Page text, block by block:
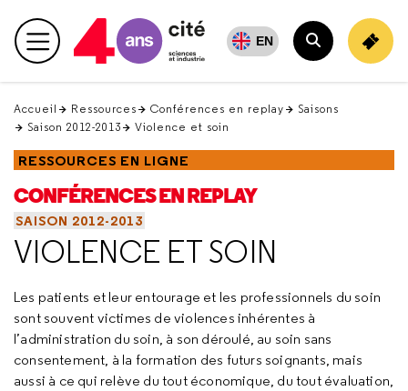
en
haut Menu principal EN
Rechercher
Accueil Ressources Conférences en replay
Saisons
Saison 2012-2013
Violence et soin
RESSOURCES EN LIGNE
CONFÉRENCES EN REPLAY
SAISON 2012-2013
VIOLENCE ET SOIN
Les patients et leur entourage et les professionnels du soin
sont souvent victimes de violences inhérentes à
l’administration du soin, à son déroulé, au soin sans
consentement, à la formation des futurs soignants, mais
aussi à ce qui relève du tout économique, du tout évaluation,